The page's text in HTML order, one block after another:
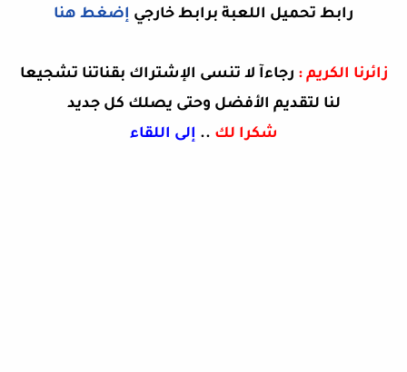
رابط تحميل اللعبة برابط خارجي إضغط هنا
زائرنا الكريم : رجاءآ لا تنسى الإشتراك بقناتنا تشجيعا
لنا لتقديم الأفضل وحتى يصلك كل جديد
شكرا لك .. إلى اللقاء